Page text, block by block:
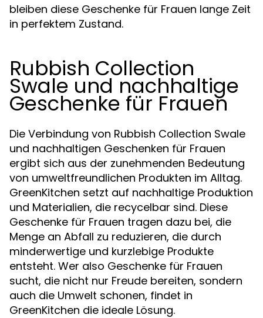
bleiben diese Geschenke für Frauen lange Zeit
in perfektem Zustand.
Rubbish Collection
Swale und nachhaltige
Geschenke für Frauen
Die Verbindung von Rubbish Collection Swale
und nachhaltigen Geschenken für Frauen
ergibt sich aus der zunehmenden Bedeutung
von umweltfreundlichen Produkten im Alltag.
GreenKitchen setzt auf nachhaltige Produktion
und Materialien, die recycelbar sind. Diese
Geschenke für Frauen tragen dazu bei, die
Menge an Abfall zu reduzieren, die durch
minderwertige und kurzlebige Produkte
entsteht. Wer also Geschenke für Frauen
sucht, die nicht nur Freude bereiten, sondern
auch die Umwelt schonen, findet in
GreenKitchen die ideale Lösung.